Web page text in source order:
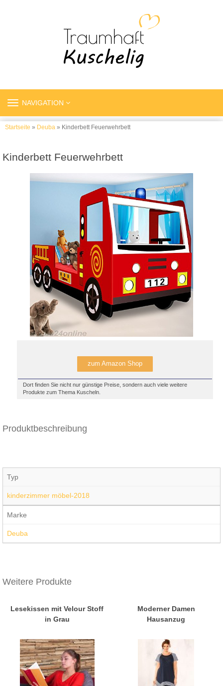
TOGGLE
NAVIGATION
Startseite » Deuba » Kinderbett Feuerwehrbett
Kinderbett Feuerwehrbett
zum Amazon Shop
Dort finden Sie nicht nur günstige Preise, sondern auch viele weitere
Produkte zum Thema Kuscheln.
Produktbeschreibung
Typ
kinderzimmer möbel-2018
Marke
Deuba
Weitere Produkte
Lesekissen mit Velour Stoff
in Grau
Moderner Damen
Hausanzug